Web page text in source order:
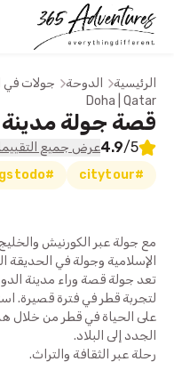
الرئيسية الدوحة جولات في
Doha | Qatar
قصة جولة مدينة
4.9/5
عرض جميع
#citytour
#thingstodo
مع جولة عبر الكورنيش
الإسلامية وجولة في الحديقة
لتجربة قطر في فترة قصيرة.
على الحياة في قطر من خلال
الجدد إلى البلاد.
رحلة عبر الثقافة والتراث.